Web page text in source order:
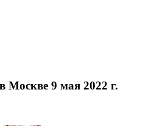
Москве 9 мая 2022 г.